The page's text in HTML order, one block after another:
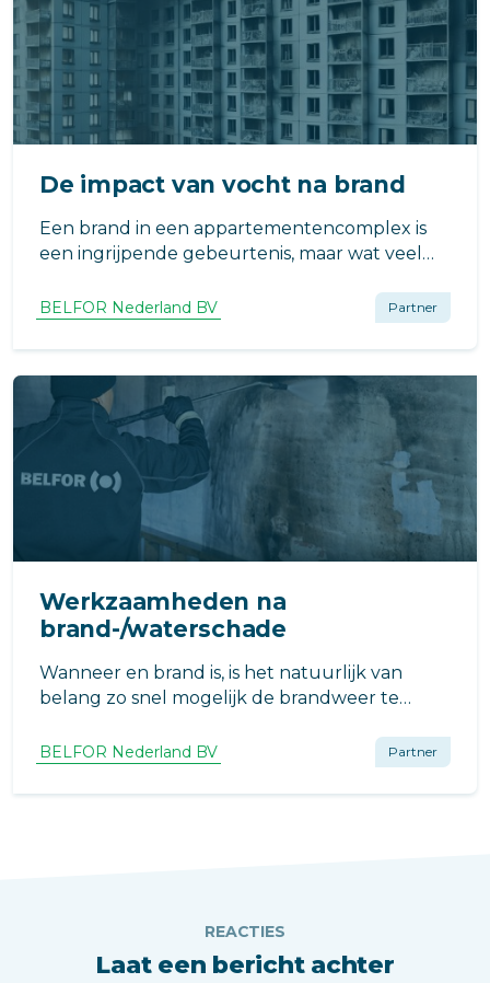
De impact van vocht na brand
Een brand in een appartementencomplex is
een ingrijpende gebeurtenis, maar wat veel
een stille en onderschatte vijand zijn ná de
BELFOR Nederland BV Partner
Werkzaamheden na
brand-/waterschade
Wanneer en brand is, is het natuurlijk van
belang zo snel mogelijk de brandweer te
dan kan de brandweercommandant beslissen
BELFOR Nederland BV Partner
REACTIES
Laat een bericht achter